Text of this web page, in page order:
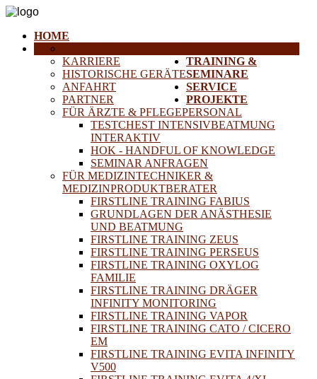
HOME
KARRIERE
HISTORISCHE GERÄTE
ANFAHRT
PARTNER
TRAINING &
SEMINARE
FÜR ÄRZTE & PFLEGEPERSONAL
TESTCHEST INTENSIVBEATMUNG
INTERAKTIV
HOK - HANDFUL OF KNOWLEDGE
SEMINAR ANFRAGEN
FÜR MEDIZINTECHNIKER &
MEDIZINPRODUKTBERATER
FIRSTLINE TRAINING FABIUS
GRUNDLAGEN DER ANÄSTHESIE
UND BEATMUNG
FIRSTLINE TRAINING ZEUS
FIRSTLINE TRAINING PERSEUS
FIRSTLINE TRAINING OXYLOG
FAMILIE
FIRSTLINE TRAINING DRÄGER
INFINITY MONITORING
FIRSTLINE TRAINING VAPOR
FIRSTLINE TRAINING CATO / CICERO
EM
FIRSTLINE TRAINING EVITA INFINITY
V500
SERVICE
PROJEKTE